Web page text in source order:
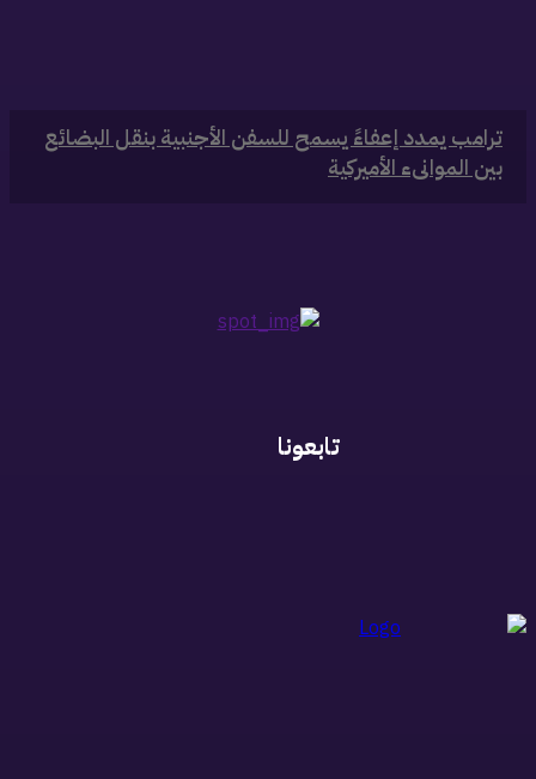
‏ترامب يمدد إعفاءً يسمح للسفن الأجنبية بنقل البضائع
بين الموانىء الأميركية
تابعونا